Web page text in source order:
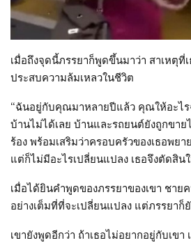
เมื่อถึงจุดนี้ภรรยาก็พูดขึ้นมาว่า สาเหตุที่
ประสบความล้มเหลวในชีวิต
“ฉันอยู่กับคุณมาหลายปีแล้ว คุณให้อะไร
บ้านไม่ได้เลย บ้านและรถยนต์ยังถูกขา
ร้อง พร้อมเสริมว่าครอบครัวของเธอพยา
แต่ก็ไม่มีอะไรเปลี่ยนแปลง เธอจึงตัดสิน
เมื่อได้ยินคำพูดของภรรยาของเขา ชาย
อย่างเต็มที่ที่จะเปลี่ยนแปลง แต่ภรรยาก็
เขายังพูดอีกว่า ถ้าเธอไม่อยากอยู่กับเขา